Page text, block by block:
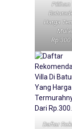
Pilihan
Harga
Daftar